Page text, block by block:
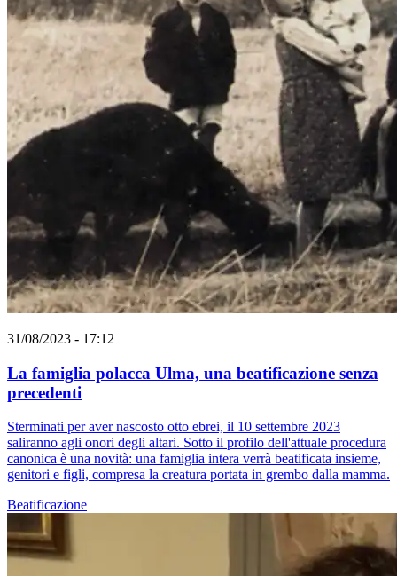
31/08/2023 - 17:12
La famiglia polacca Ulma, una beatificazione senza
precedenti
Sterminati per aver nascosto otto ebrei, il 10 settembre 2023
saliranno agli onori degli altari. Sotto il profilo dell'attuale procedura
canonica è una novità: una famiglia intera verrà beatificata insieme,
genitori e figli, compresa la creatura portata in grembo dalla mamma.
Beatificazione